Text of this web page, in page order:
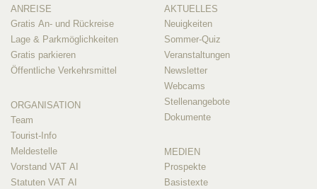
ANREISE
Gratis An- und Rückreise
Lage & Parkmöglichkeiten
Gratis parkieren
Öffentliche Verkehrsmittel
ORGANISATION
Team
Tourist-Info
Meldestelle
Vorstand VAT AI
Statuten VAT AI
AKTUELLES
Neuigkeiten
Sommer-Quiz
Veranstaltungen
Newsletter
Webcams
Stellenangebote
Dokumente
MEDIEN
Prospekte
Basistexte